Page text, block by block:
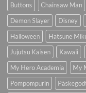
Buttons
Chainsaw Man
Demon Slayer
Disney
Halloween
Hatsune
Jujutsu Kaisen
Kawaii
My Hero Academia
My
Pompompurin